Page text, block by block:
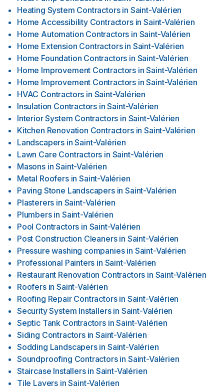
Heating System Contractors in Saint-Valérien
Home Accessibility Contractors in Saint-Valérien
Home Automation Contractors in Saint-Valérien
Home Extension Contractors in Saint-Valérien
Home Foundation Contractors in Saint-Valérien
Home Improvement Contractors in Saint-Valérien
Home Improvement Contractors in Saint-Valérien
HVAC Contractors in Saint-Valérien
Insulation Contractors in Saint-Valérien
Interior System Contractors in Saint-Valérien
Kitchen Renovation Contractors in Saint-Valérien
Landscapers in Saint-Valérien
Lawn Care Contractors in Saint-Valérien
Masons in Saint-Valérien
Metal Roofers in Saint-Valérien
Paving Stone Landscapers in Saint-Valérien
Plasterers in Saint-Valérien
Plumbers in Saint-Valérien
Pool Contractors in Saint-Valérien
Post Construction Cleaners in Saint-Valérien
Pressure washing companies in Saint-Valérien
Professional Painters in Saint-Valérien
Restaurant Renovation Contractors in Saint-Valérien
Roofers in Saint-Valérien
Roofing Repair Contractors in Saint-Valérien
Security System Installers in Saint-Valérien
Septic Tank Contractors in Saint-Valérien
Siding Contractors in Saint-Valérien
Sodding Landscapers in Saint-Valérien
Soundproofing Contractors in Saint-Valérien
Staircase Installers in Saint-Valérien
Tile Layers in Saint-Valérien